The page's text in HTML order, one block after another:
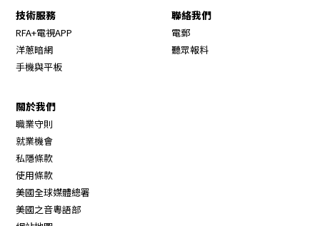
技術服務
RFA+電視APP
洋蔥暗網
手機與平板
聯絡我們
電郵
聽眾報料
關於我們
職業守則
就業機會
私隱條款
使用條款
美國全球媒體總署
美國之音粵語部